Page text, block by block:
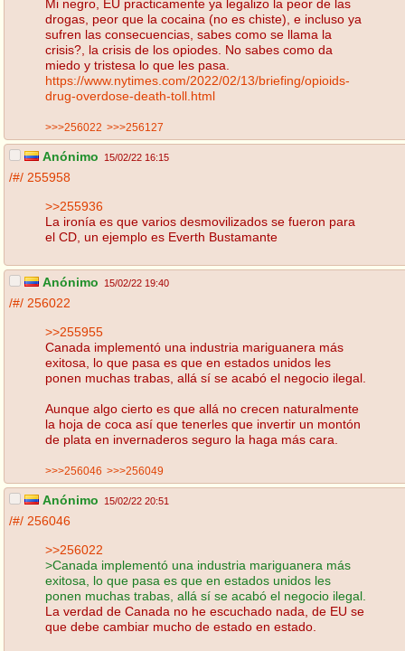
Mi negro, EU practicamente ya legalizo la peor de las
drogas, peor que la cocaina (no es chiste), e incluso ya
sufren las consecuencias, sabes como se llama la
crisis?, la crisis de los opiodes. No sabes como da
miedo y tristesa lo que les pasa.
https://www.nytimes.com/2022/02/13/briefing/opioids-
drug-overdose-death-toll.html
>>>256022 >>>256127
Anónimo 15/02/22 16:15
/#/ 255958
>>255936
La ironía es que varios desmovilizados se fueron para
el CD, un ejemplo es Everth Bustamante
Anónimo 15/02/22 19:40
/#/ 256022
>>255955
Canada implementó una industria mariguanera más
exitosa, lo que pasa es que en estados unidos les
ponen muchas trabas, allá sí se acabó el negocio ilegal.
Aunque algo cierto es que allá no crecen naturalmente
la hoja de coca así que tenerles que invertir un montón
de plata en invernaderos seguro la haga más cara.
>>>256046 >>>256049
Anónimo 15/02/22 20:51
/#/ 256046
>>256022
>Canada implementó una industria mariguanera más
exitosa, lo que pasa es que en estados unidos les
ponen muchas trabas, allá sí se acabó el negocio ilegal.
La verdad de Canada no he escuchado nada, de EU se
que debe cambiar mucho de estado en estado.